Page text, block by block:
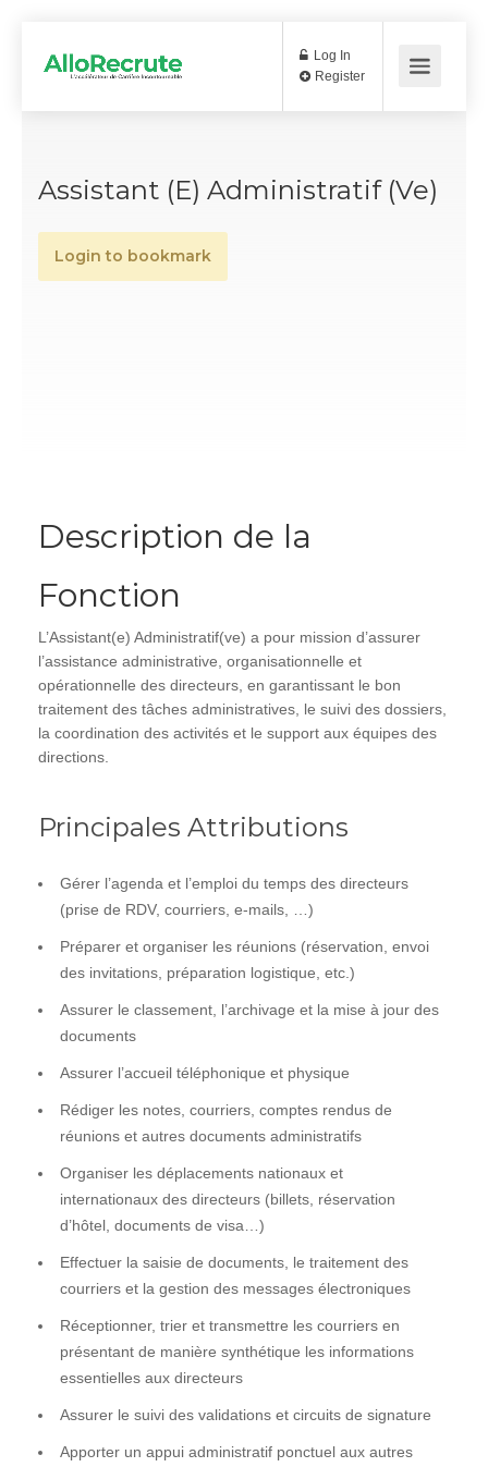
Log In
Assistant (e) Administratif (ve)
Login to bookmark
Description de la
Fonction
L’Assistant(e) Administratif(ve) a pour mission d’assurer
l’assistance administrative, organisationnelle et
opérationnelle des directeurs, en garantissant le bon
traitement des tâches administratives, le suivi des dossiers,
la coordination des activités et le support aux équipes des
directions.
Principales Attributions
Gérer l’agenda et l’emploi du temps des directeurs
(prise de RDV, courriers, e-mails, …)
Préparer et organiser les réunions (réservation, envoi
des invitations, préparation logistique, etc.)
Assurer le classement, l’archivage et la mise à jour des
documents
Assurer l’accueil téléphonique et physique
Rédiger les notes, courriers, comptes rendus de
réunions et autres documents administratifs
Organiser les déplacements nationaux et
internationaux des directeurs (billets, réservation
d’hôtel, documents de visa…)
Effectuer la saisie de documents, le traitement des
courriers et la gestion des messages électroniques
Réceptionner, trier et transmettre les courriers en
présentant de manière synthétique les informations
essentielles aux directeurs
Assurer le suivi des validations et circuits de signature
Apporter un appui administratif ponctuel aux autres